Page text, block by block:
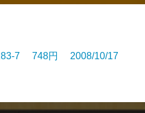
7 748円 2008/10/17